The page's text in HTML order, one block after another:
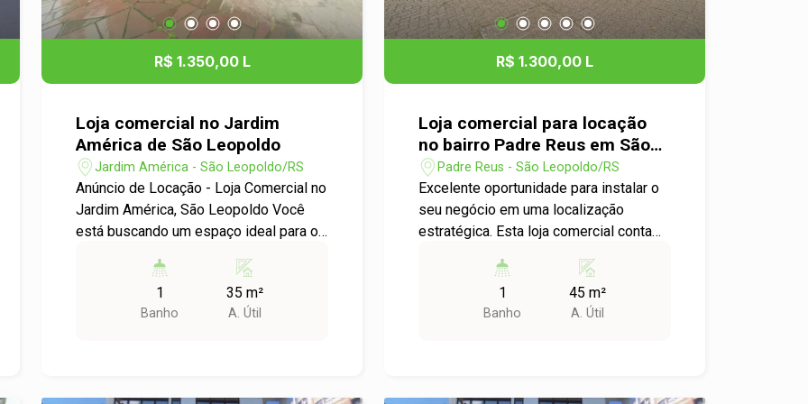
marca, esta é a escolha ideal. Agende
sua visita e venha conhecer o espaço
R$ 1.350,00 L
Loja comercial no Jardim
América de São Leopoldo
Jardim América - São Leopoldo/RS
Anúncio de Locação - Loja Comercial no
Jardim América, São Leopoldo Você
está buscando um espaço ideal para o
perfeita para você! Localização: Situada
no coração do bairro Jardim América,
em São Leopoldo/RS, esta loja oferece
1
Banho
35 m²
A. Útil
R$ 1.300,00 L
Loja comercial para locação
no bairro Padre Reus em São
Leopoldo
Padre Reus - São Leopoldo/RS
Excelente oportunidade para instalar o
seu negócio em uma localização
estratégica. Esta loja comercial conta
ideal para quem busca visibilidade,
praticidade e fácil acesso para clientes
e colaboradores. Situada em uma das
1
Banho
45 m²
A. Útil